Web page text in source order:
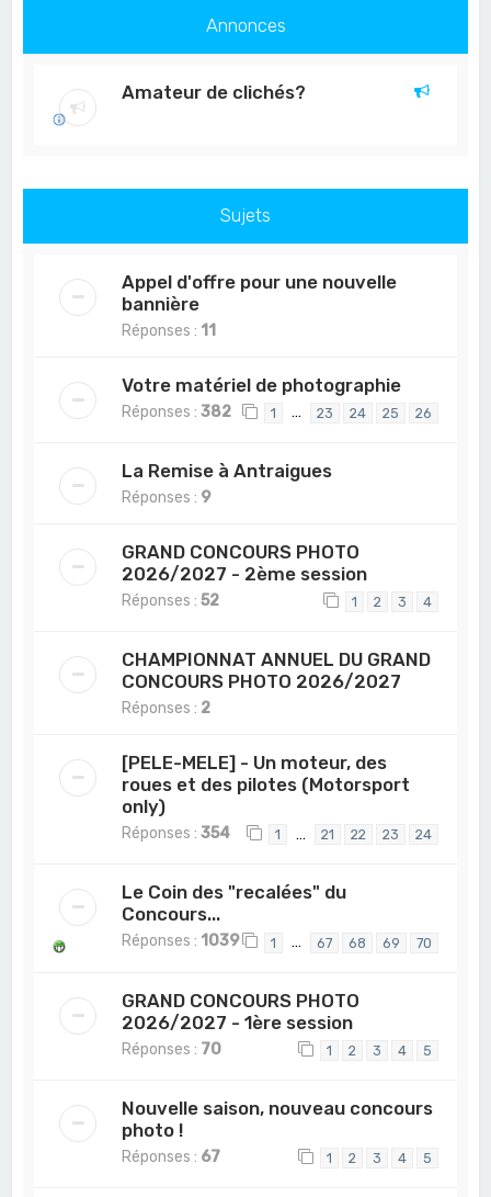
Annonces
Amateur de clichés?
Sujets
Appel d'offre pour une nouvelle
bannière
Réponses : 11
Votre matériel de photographie
Réponses :382 1 … 23 24 25 26
La Remise à Antraigues
Réponses : 9
GRAND CONCOURS PHOTO
2026/2027 - 2ème session
Réponses :52 1 2 3 4
CHAMPIONNAT ANNUEL DU GRAND
CONCOURS PHOTO 2026/2027
Réponses : 2
[PELE-MELE] - Un moteur, des
roues et des pilotes (Motorsport
only)
Réponses :354 1 … 21 22 23 24
Le Coin des "recalées" du
Concours...
Réponses : 1039 1 … 67 68 69 70
GRAND CONCOURS PHOTO
2026/2027 - 1ère session
Réponses : 70 1 2 3 4 5
Nouvelle saison, nouveau concours
photo !
Réponses : 67 1 2 3 4 5